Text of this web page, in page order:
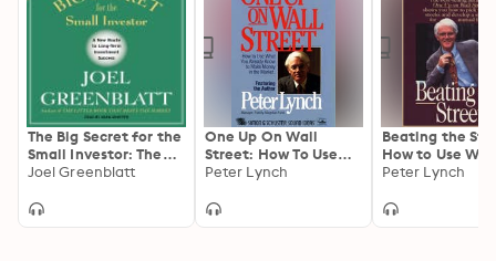
The Big Secret for the
Small Investor: The
Shortest Route to
Investment Success
Joel Greenblatt
One Up On Wall
Street: How To Use
What You Already
In The Market
Peter Lynch
Beating the
How to Use
Already Know
Market
Peter Lynch